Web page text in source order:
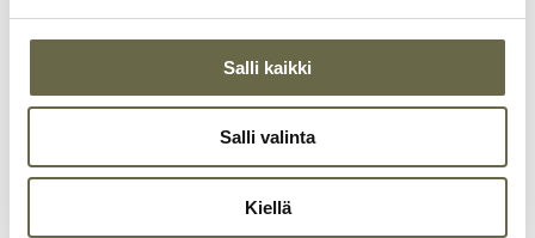
Salli kaikki
Salli valinta
Kiellä
Täysin varusteltu ja
viimeistelty, laadusta
tinkimättä